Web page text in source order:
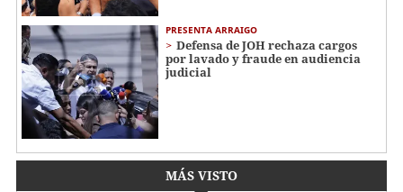
PRESENTA ARRAIGO
Defensa de JOH rechaza cargos
por lavado y fraude en audiencia
judicial
MÁS VISTO